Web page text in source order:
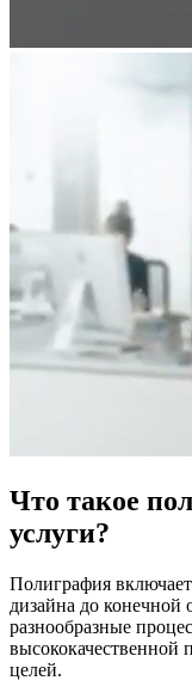
Что такое
услуги?
Полиграфия включает
дизайна до конечной
разнообразные
высококачественной
целей.